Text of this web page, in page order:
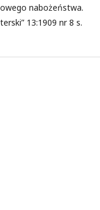
nabożeństwa.
13:1909 nr 8 s.